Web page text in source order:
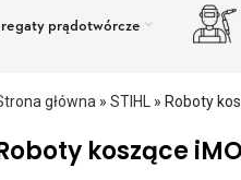
prądotwórcze
główna » STIHL » Roboty
koszące